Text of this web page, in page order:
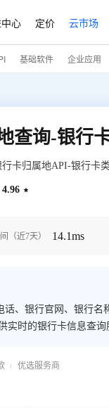
心 定价 云市场
基础软件 企业应用
卡归属地API-银行卡
4.96 
（近7天） 14.1ms
、银行官网、银行名
时的银行卡信息查
优选服务商